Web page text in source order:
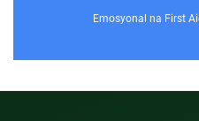
Emosyonal na First